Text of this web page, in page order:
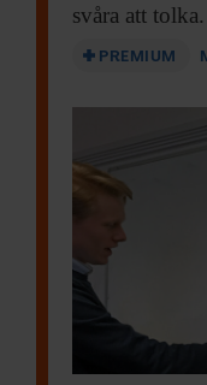
svåra att tolka.
PREMIUM